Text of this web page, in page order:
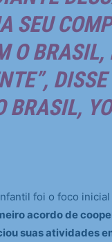
SEU
O
BRASIL,
foi o foco
acordo de
suas atividades